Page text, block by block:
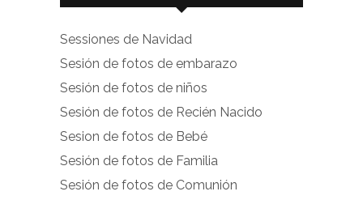
facebook.com
en
Facebook
instagram.com
en
Instagram
Sessiones de Navidad
Sesión de fotos de embarazo
Sesión de fotos de niños
Sesión de fotos de Recién Nacido
Sesion de fotos de Bebé
Sesión de fotos de Familia
Sesión de fotos de Comunión